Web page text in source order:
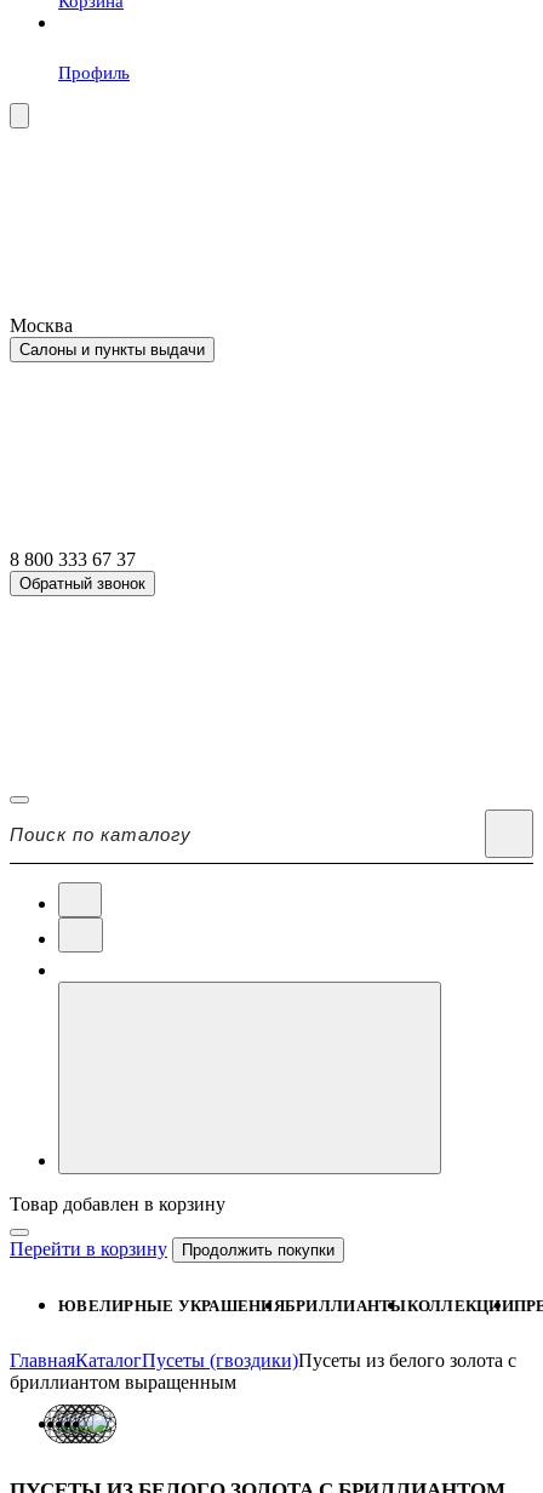
Профиль
Москва
Салоны и пункты выдачи
8 800 333 67 37
Обратный звонок
Товар добавлен в корзину
Перейти в корзину Продолжить покупки
ЮВЕЛИРНЫЕ УКРАШЕНИЯБРИЛЛИАНТЫКОЛЛЕКЦИИ
ГлавнаяКаталогПусеты (гвоздики)Пусеты из белого золота с
бриллиантом выращенным